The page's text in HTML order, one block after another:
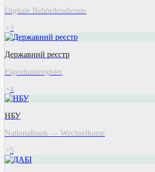
Digitale Behördendienste
3
Державний реєстр
Eigentumsregister
4
НБУ
Nationalbank — Wechselkurse
5